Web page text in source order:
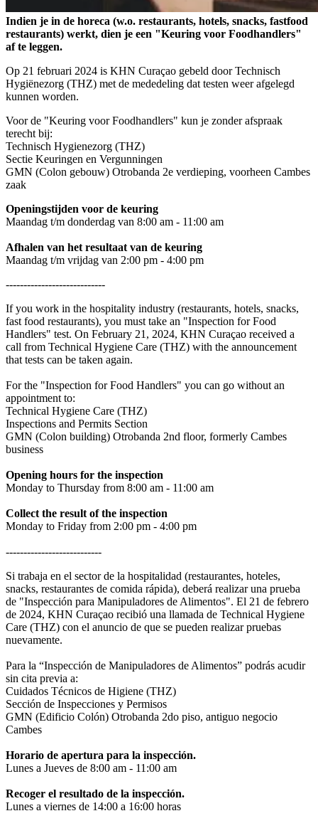
Indien je in de horeca (w.o. restaurants, hotels, snacks, fastfood
restaurants) werkt, dien je een "Keuring voor Foodhandlers"
af te leggen.
Op 21 februari 2024 is KHN Curaçao gebeld door Technisch
Hygiënezorg (THZ) met de mededeling dat testen weer afgelegd
kunnen worden.
Voor de "Keuring voor Foodhandlers" kun je zonder afspraak
terecht bij:
Technisch Hygienezorg (THZ)
Sectie Keuringen en Vergunningen
GMN (Colon gebouw) Otrobanda 2e verdieping, voorheen Cambes
zaak
Openingstijden voor de keuring
Maandag t/m donderdag van 8:00 am - 11:00 am
Afhalen van het resultaat van de keuring
Maandag t/m vrijdag van 2:00 pm - 4:00 pm
----------------------------
If you work in the hospitality industry (restaurants, hotels, snacks,
fast food restaurants), you must take an "Inspection for Food
Handlers" test. On February 21, 2024, KHN Curaçao received a
call from Technical Hygiene Care (THZ) with the announcement
that tests can be taken again.
For the "Inspection for Food Handlers" you can go without an
appointment to:
Technical Hygiene Care (THZ)
Inspections and Permits Section
GMN (Colon building) Otrobanda 2nd floor, formerly Cambes
business
Opening hours for the inspection
Monday to Thursday from 8:00 am - 11:00 am
Collect the result of the inspection
Monday to Friday from 2:00 pm - 4:00 pm
---------------------------
Si trabaja en el sector de la hospitalidad (restaurantes, hoteles,
snacks, restaurantes de comida rápida), deberá realizar una prueba
de "Inspección para Manipuladores de Alimentos". El 21 de febrero
de 2024, KHN Curaçao recibió una llamada de Technical Hygiene
Care (THZ) con el anuncio de que se pueden realizar pruebas
nuevamente.
Para la “Inspección de Manipuladores de Alimentos” podrás acudir
sin cita previa a:
Cuidados Técnicos de Higiene (THZ)
Sección de Inspecciones y Permisos
GMN (Edificio Colón) Otrobanda 2do piso, antiguo negocio
Cambes
Horario de apertura para la inspección.
Lunes a Jueves de 8:00 am - 11:00 am
Recoger el resultado de la inspección.
Lunes a viernes de 14:00 a 16:00 horas